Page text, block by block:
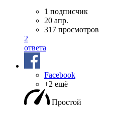
1 подписчик
20 апр.
317 просмотров
2
ответа
Facebook
+2 ещё
Простой